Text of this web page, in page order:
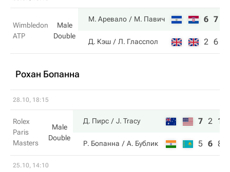
Wimbledon
ATP
Male
Double
М. Аревало М. Павич 6 7
Д. Кэш Л. Гласспол 2 6
Рохан Бопанна
28.10, 18:15
Rolex
Paris
Masters
Male
Double
Д. Пирс J. Tracy 7 2 10
Р. Бопанна А. Бублик 5 6 8
25.10, 14:10